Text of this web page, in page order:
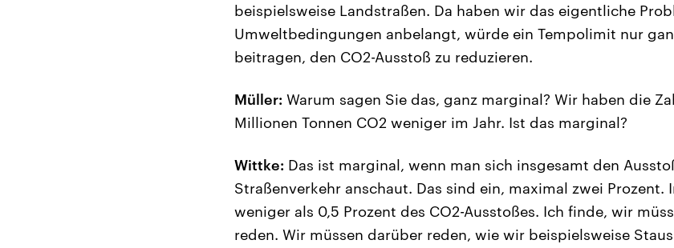
beispielsweise Landstraßen. Da haben wir das eigentliche
Umweltbedingungen anbelangt, würde ein Tempolimit nur
beitragen, den CO2-Ausstoß zu reduzieren.
Müller: Warum sagen Sie das, ganz marginal? Wir haben die
Millionen Tonnen CO2 weniger im Jahr. Ist das marginal?
Wittke: Das ist marginal, wenn man sich insgesamt den
Straßenverkehr anschaut. Das sind ein, maximal zwei Prozent.
weniger als 0,5 Prozent des CO2-Ausstoßes. Ich finde, wir
reden. Wir müssen darüber reden, wie wir beispielsweise